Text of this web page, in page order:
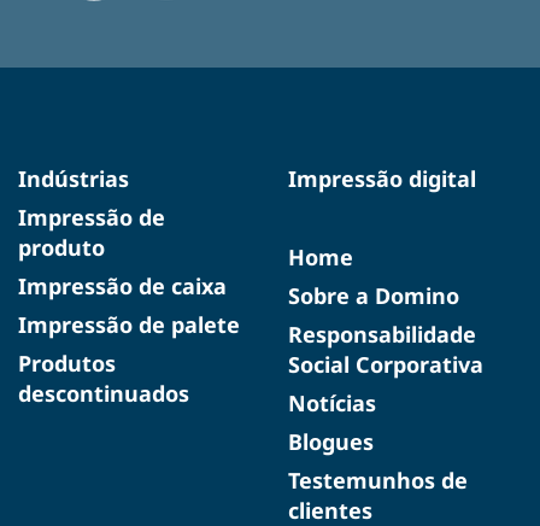
Indústrias
Impressão de
produto
Impressão de caixa
Impressão de palete
Produtos
descontinuados
Impressão digital
Home
Sobre a Domino
Responsabilidade
Social Corporativa
Notícias
Blogues
Testemunhos de
clientes